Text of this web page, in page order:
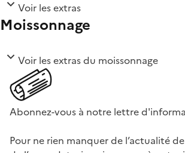
Voir les extras
Moissonnage
Voir les extras du moissonnage
Abonnez-vous à notre lettre
Pour ne rien manquer de l’actualité